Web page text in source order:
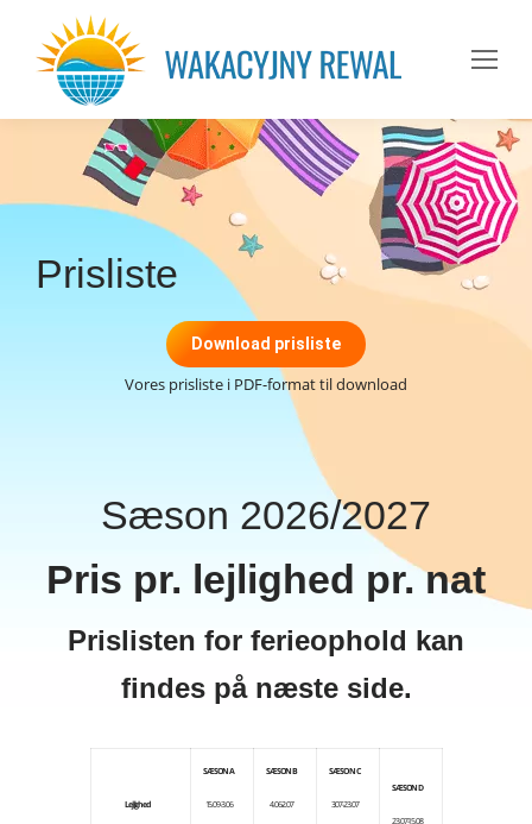
Prisliste
Download prisliste
Vores prisliste i PDF-format til download
Sæson 2026/2027
Pris pr. lejlighed pr. nat
Prislisten for ferieophold kan
findes på næste side.
Lejlighed
SÆSON A
15.09-3.06
SÆSON B
4.06-2.07
SÆSON C
3.07-23.07
SÆSON D
23.07-15.08